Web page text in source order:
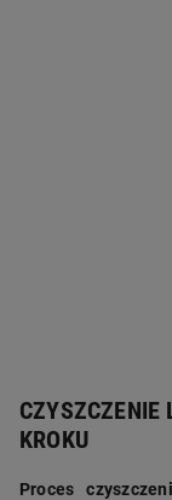
CZYSZCZENIE
KROKU
Proces